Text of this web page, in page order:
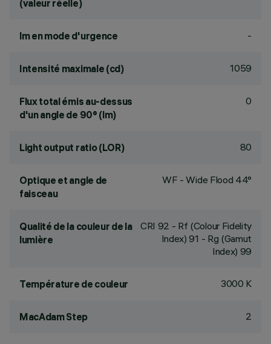
(valeur réelle)
lm en mode d'urgence -
Intensité maximale (cd) 1059
Flux total émis au-dessus
d'un angle de 90° (lm)
0
Light output ratio (LOR) 80
Optique et angle de
faisceau
WF - Wide Flood 44°
Qualité de la couleur de la
lumière
CRI 92 - Rf (Colour Fidelity
Index) 91 - Rg (Gamut
Index) 99
Température de couleur 3000 K
MacAdam Step 2